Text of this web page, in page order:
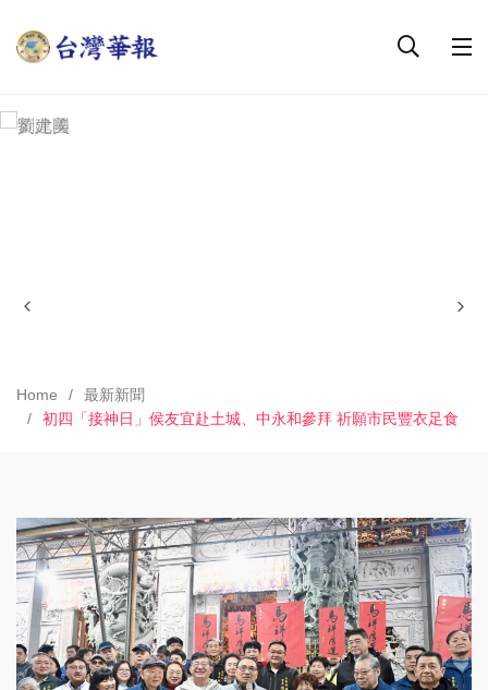
Home
最新新聞
初四「接神日」侯友宜赴土城、中永和參拜 祈願市民豐衣足食